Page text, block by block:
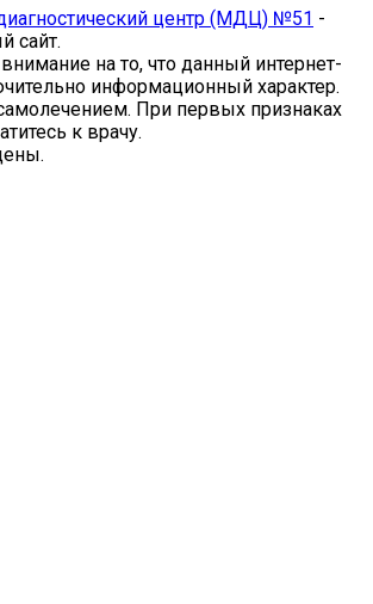
центр (МДЦ) №51 -
сайт.
на то, что данный интернет-
информационный характер.
При первых признаках
к врачу.